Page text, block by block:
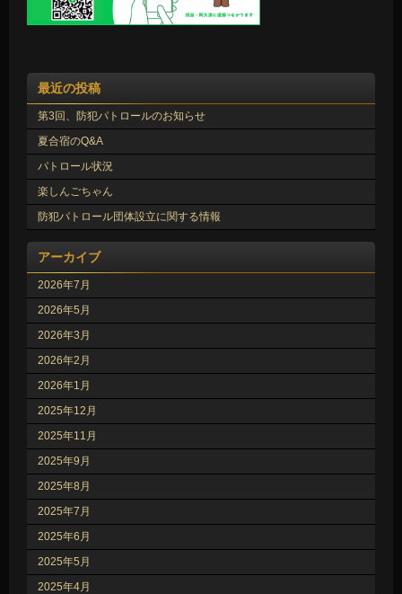
最近の投稿
第3回、防犯パトロールのお知らせ
夏合宿のQ&A
パトロール状況
楽しんごちゃん
防犯パトロール団体設立に関する情報
アーカイブ
2026年7月
2026年5月
2026年3月
2026年2月
2026年1月
2025年12月
2025年11月
2025年9月
2025年8月
2025年7月
2025年6月
2025年5月
2025年4月